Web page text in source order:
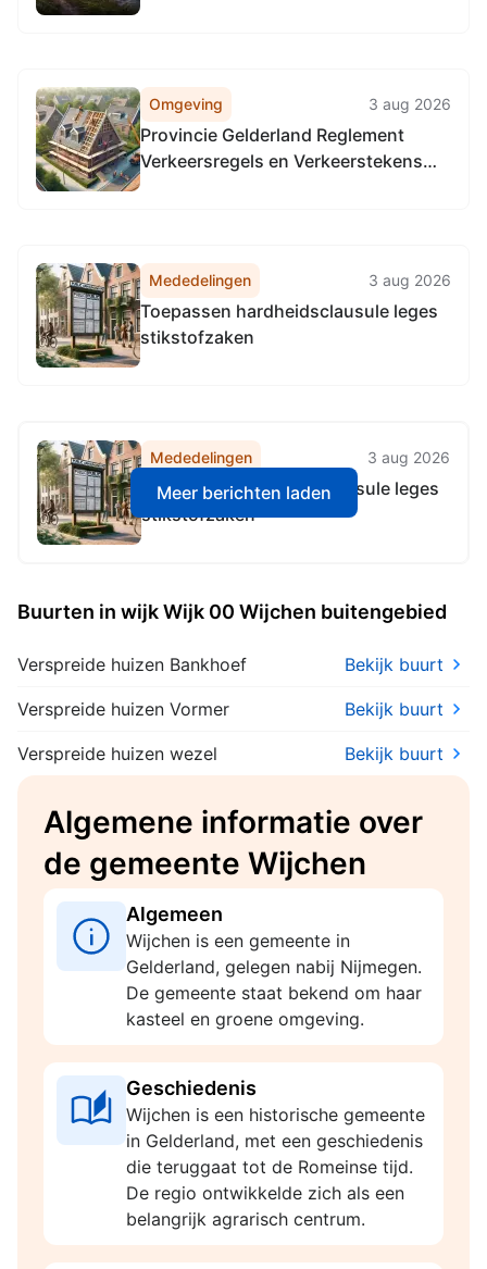
Omgeving 3 aug 2026
Provincie Gelderland Reglement
Verkeersregels en Verkeerstekens
Mededelingen 3 aug 2026
Toepassen hardheidsclausule leges
stikstofzaken
Mededelingen 3 aug 2026
Toepassen hardheidsclausule leges
stikstofzaken
Meer berichten laden
Buurten in wijk Wijk 00 Wijchen buitengebied
Verspreide huizen Bankhoef Bekijk buurt
Verspreide huizen Vormer Bekijk buurt
Verspreide huizen wezel Bekijk buurt
Algemene informatie over
de gemeente Wijchen
Algemeen
Wijchen is een gemeente in
Gelderland, gelegen nabij Nijmegen.
De gemeente staat bekend om haar
kasteel en groene omgeving.
Geschiedenis
Wijchen is een historische gemeente
in Gelderland, met een geschiedenis
die teruggaat tot de Romeinse tijd.
De regio ontwikkelde zich als een
belangrijk agrarisch centrum.